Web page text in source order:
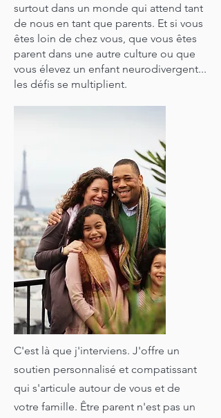
surtout dans un monde qui attend tant
de nous en tant que parents. Et si vous
êtes loin de chez vous, que vous êtes
parent dans une autre culture ou que
vous élevez un enfant neurodivergent...
les défis se multiplient.
C'est là que j'interviens. J'offre un
soutien personnalisé et compatissant
qui s'articule autour de vous et de
votre famille. Être parent n'est pas un